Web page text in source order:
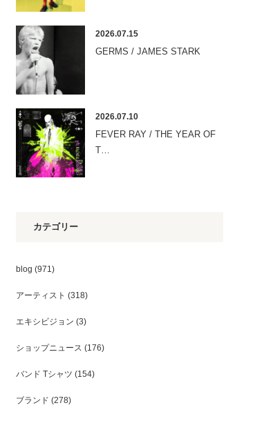
2026.07.15
GERMS / JAMES STARK
2026.07.10
FEVER RAY / THE YEAR OF
T…
カテゴリー
blog (971)
アーティスト (318)
エキシビジョン (3)
ショップニュース (176)
バンド Tシャツ (154)
ブランド (278)